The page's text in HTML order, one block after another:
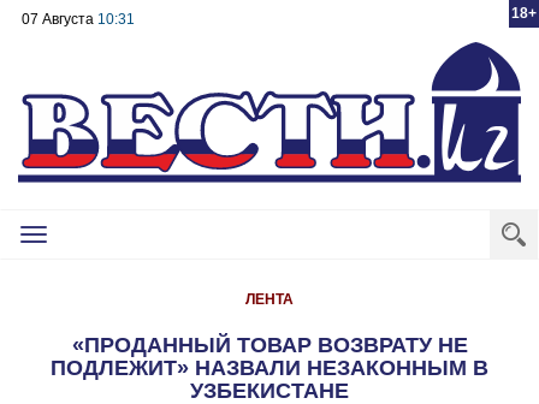
18+
07 Августа 10:31
Toggle
ЛЕНТА
«ПРОДАННЫЙ ТОВАР ВОЗВРАТУ НЕ
ПОДЛЕЖИТ» НАЗВАЛИ НЕЗАКОННЫМ В
УЗБЕКИСТАНЕ